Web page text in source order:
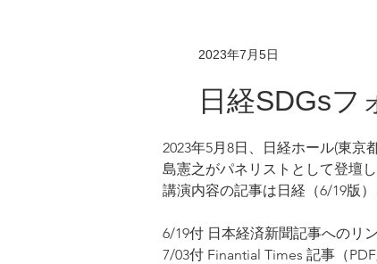
日経SDGsフ
2023年5月8日、日経ホール(東
島憲之がパネリストとして登壇し
講演内容の記事は日経（6/19版
6/19付 日本経済新聞記事へのリ
7/03付 Finantial Times 記事（
2023年7月5日